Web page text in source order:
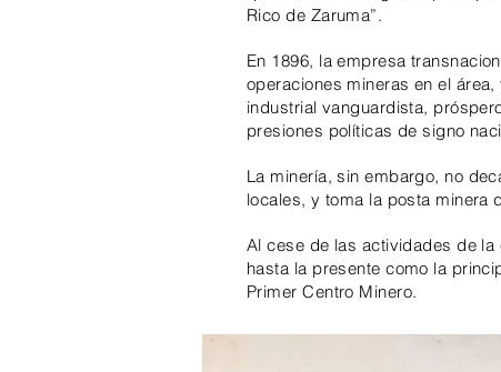
Rico de Zaruma”.
En 1896, la empresa
operaciones mineras en el
industrial vanguardista,
presiones políticas de signo
La minería, sin embargo, no
locales, y toma la posta minera
Al cese de las actividades de la
hasta la presente como la
Primer Centro Minero.